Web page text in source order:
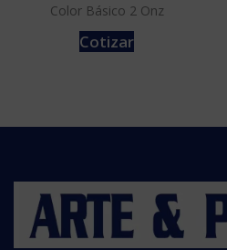
Color Básico 2 Onz
Cotizar